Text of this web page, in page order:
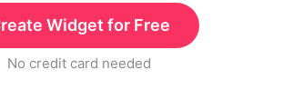
Widget for Free
No credit card needed